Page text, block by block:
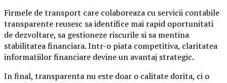
Firmele de transport care colaboreaza cu servicii contabile
transparente reusesc sa identifice mai rapid oportunitati
de dezvoltare, sa gestioneze riscurile si sa mentina
stabilitatea financiara. Intr-o piata competitiva, claritatea
informatiilor financiare devine un avantaj strategic.
In final, transparenta nu este doar o calitate dorita, ci o